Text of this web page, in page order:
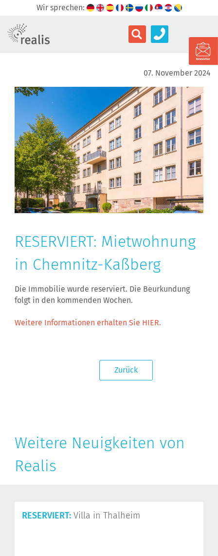
Wir sprechen:
07. November 2024
RESERVIERT: Mietwohnung
in Chemnitz-Kaßberg
Die Immobilie wurde reserviert. Die Beurkundung
folgt in den kommenden Wochen.
Weitere Informationen erhalten Sie HIER.
Zurück
Weitere Neuigkeiten von
Realis
RESERVIERT: Villa in Thalheim